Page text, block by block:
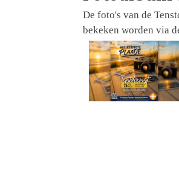
De foto's van de
bekeken worden via